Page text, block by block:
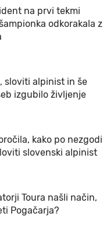
na prvi tekmi
odkorakala z
sloviti alpinist in še
izgubilo življenje
kako po nezgodi
slovenski alpinist
Toura našli način,
Pogačarja?